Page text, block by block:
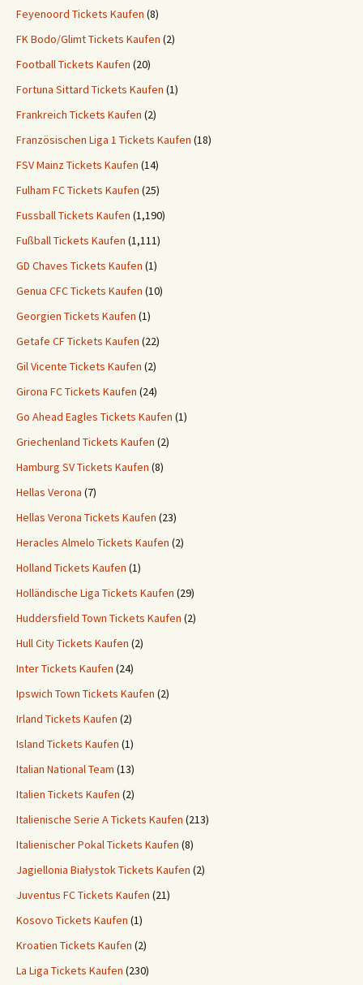
Feyenoord Tickets Kaufen (8)
FK Bodo/Glimt Tickets Kaufen (2)
Football Tickets Kaufen (20)
Fortuna Sittard Tickets Kaufen (1)
Frankreich Tickets Kaufen (2)
Französischen Liga 1 Tickets Kaufen (18)
FSV Mainz Tickets Kaufen (14)
Fulham FC Tickets Kaufen (25)
Fussball Tickets Kaufen (1,190)
Fußball Tickets Kaufen (1,111)
GD Chaves Tickets Kaufen (1)
Genua CFC Tickets Kaufen (10)
Georgien Tickets Kaufen (1)
Getafe CF Tickets Kaufen (22)
Gil Vicente Tickets Kaufen (2)
Girona FC Tickets Kaufen (24)
Go Ahead Eagles Tickets Kaufen (1)
Griechenland Tickets Kaufen (2)
Hamburg SV Tickets Kaufen (8)
Hellas Verona (7)
Hellas Verona Tickets Kaufen (23)
Heracles Almelo Tickets Kaufen (2)
Holland Tickets Kaufen (1)
Holländische Liga Tickets Kaufen (29)
Huddersfield Town Tickets Kaufen (2)
Hull City Tickets Kaufen (2)
Inter Tickets Kaufen (24)
Ipswich Town Tickets Kaufen (2)
Irland Tickets Kaufen (2)
Island Tickets Kaufen (1)
Italian National Team (13)
Italien Tickets Kaufen (2)
Italienische Serie A Tickets Kaufen (213)
Italienischer Pokal Tickets Kaufen (8)
Jagiellonia Białystok Tickets Kaufen (2)
Juventus FC Tickets Kaufen (21)
Kosovo Tickets Kaufen (1)
Kroatien Tickets Kaufen (2)
La Liga Tickets Kaufen (230)